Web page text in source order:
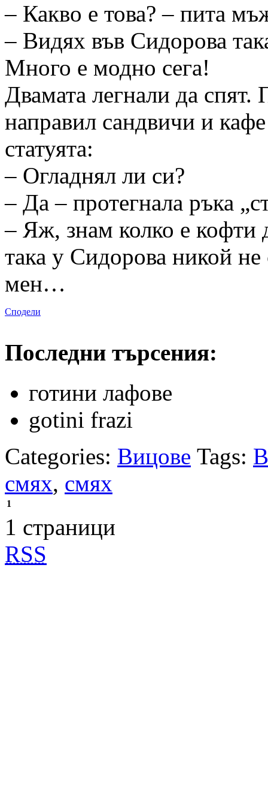
– Какво е това? – пита
– Видях във Сидорова
Много е модно сега!
Двамата легнали да
направил сандвичи и
статуята:
– Огладнял ли си?
– Да – протегнала ръка
– Яж, знам колко е кофти
така у Сидорова никой не
мен…
Сподели
Последни търсения:
готини лафове
gotini frazi
Categories: Вицове Tags:
смях, смях
1
1 страници
RSS